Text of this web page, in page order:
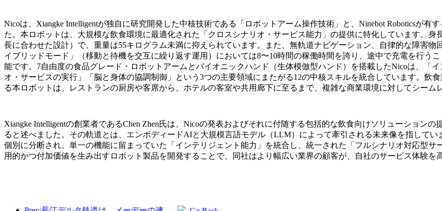
Nicoは、Xiangke Intelligentが独自に研究開発した中核技術である「ロボットアーム操作技術」と、Ninebot Roboticsが
た。本ロボットは、大規模な飲食環境に最適化された「クロスシナリオ・サービス能力」の提供に特化しています。
長に合わせた設計）で、重量は55キログラム未満に抑えられています。また、無軌道ナビゲーション、自律的な障害
イブリッドモード」（移動と待機を交互に繰り返す運用）においては8〜10時間の稼働時間を誇り、途中で充電を行う
能です。7自由度の食品グレード・ロボットアームとバイオニックハンド（生体模倣型ハンド）を搭載したNicoは、「
オ・サービスの実行」「脳と身体の協調制御」という3つの主要領域にまたがる12の中核スキルを統合しています。飲
る本ロボットは、レストランの厨房や客席から、ホテルの客室や共用廊下に至るまで、複雑な商業環境に対してシーム
Xiangke Intelligentの創業者であるChen Zhen氏は、Nicoの発表およびそれに付随する包括的な飲食向けソリューション
ると述べました。その軌道とは、エンボディードAIと大規模言語モデル（LLM）によって牽引される未来像を指して
個別に分断され、単一の機能に留まっていた「インテリジェント能力」を統合し、統一された「フルシナリオ対応型
用的かつ付加価値を生み出すロボット製品を開発することで、同社はより幅広い業界の顧客が、自社のサービス体験を